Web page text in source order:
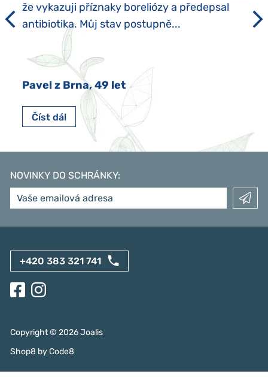
že vykazuji příznaky boreliózy a předepsal
antibiotika. Můj stav postupně...
Pavel z Brna, 49 let
Číst dál
NOVINKY DO SCHRÁNKY:
+420 383 321 741
Copyright © 2026Joalis
Shop8 byCode8